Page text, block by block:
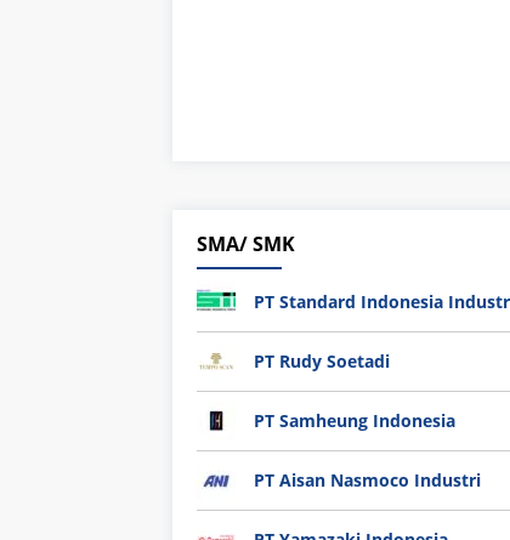
SMA/ SMK
PT Rudy Soetadi
PT Samheung Indonesia
PT Aisan Nasmoco Industri